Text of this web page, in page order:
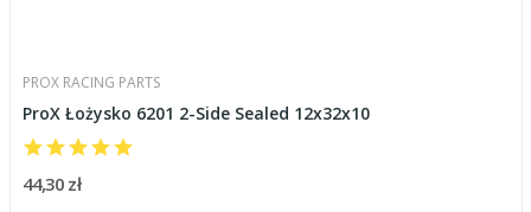
PROX RACING PARTS
ProX Łożysko 6201 2-Side Sealed 12x32x10
44,30 zł